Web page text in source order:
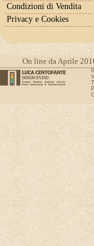
Condizioni di Vendita
Privacy e Cookies
On line da Aprile